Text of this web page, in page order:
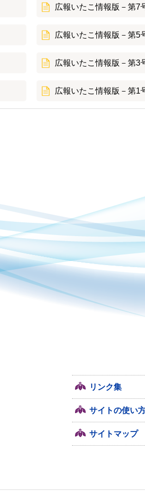
広報いたこ情報版－第
広報いたこ情報版－第
広報いたこ情報版－第
広報いたこ情報版－第
リンク集
サイトの使い
サイトマップ